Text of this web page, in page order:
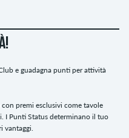
e guadagna punti per attività
premi esclusivi come tavole
I Punti Status determinano il tuo
vantaggi.